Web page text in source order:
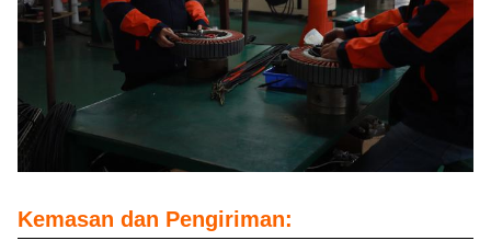
Kemasan dan Pengiriman: